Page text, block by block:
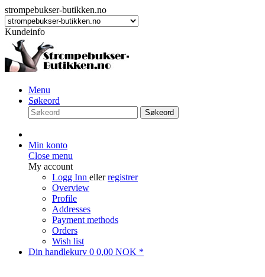
strompebukser-butikken.no
Kundeinfo
Menu
Søkeord
Søkeord
Min konto
Close menu
My account
Logg Inn ellerregistrer
Overview
Profile
Addresses
Payment methods
Orders
Wish list
Din handlekurv 0 0,00 NOK *